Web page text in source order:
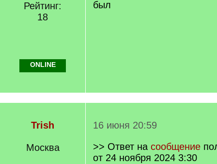
Рейтинг:
18
был
ONLINE
Trish
Москва
16 июня 20:59
>> Ответ на сообщение
от 24 ноября 2024 3:30